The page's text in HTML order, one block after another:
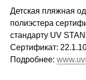
Детская пляжная
полиэстера
стандарту UV
Сертификат:
Подробнее: